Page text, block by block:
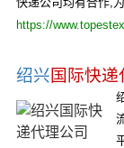
https://
绍兴国际快递